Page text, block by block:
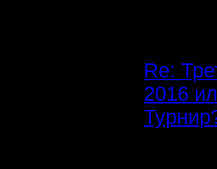
Re:
2016